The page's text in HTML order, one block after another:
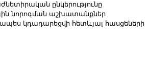
ընկերությունը
նորոգման աշխատանքներ
կդադարեցվի հետևյալ հասցեների